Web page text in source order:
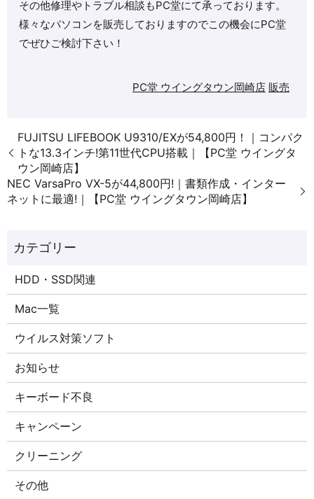
その他修理やトラブル相談もPC堂にて承っております。
様々なパソコンを販売しておりますのでこの機会にPC堂
でぜひご検討下さい！
PC堂 ウイングタウン岡崎店 販売
FUJITSU LIFEBOOK U9310/EXが54,800円！｜コンパク
トな13.3インチ!第11世代CPU搭載｜【PC堂 ウイングタ
ウン岡崎店】
NEC VarsaPro VX-5が44,800円!｜書類作成・インター
ネットに最適!｜【PC堂 ウイングタウン岡崎店】
HDD・SSD関連
Mac一覧
ウイルス対策ソフト
お知らせ
キーボード不良
キャンペーン
クリーニング
その他